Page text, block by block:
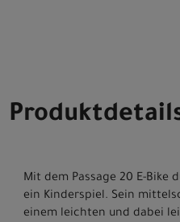
Mit dem Passage 20 E-Bike
ein Kinderspiel. Sein
einem leichten und dabei